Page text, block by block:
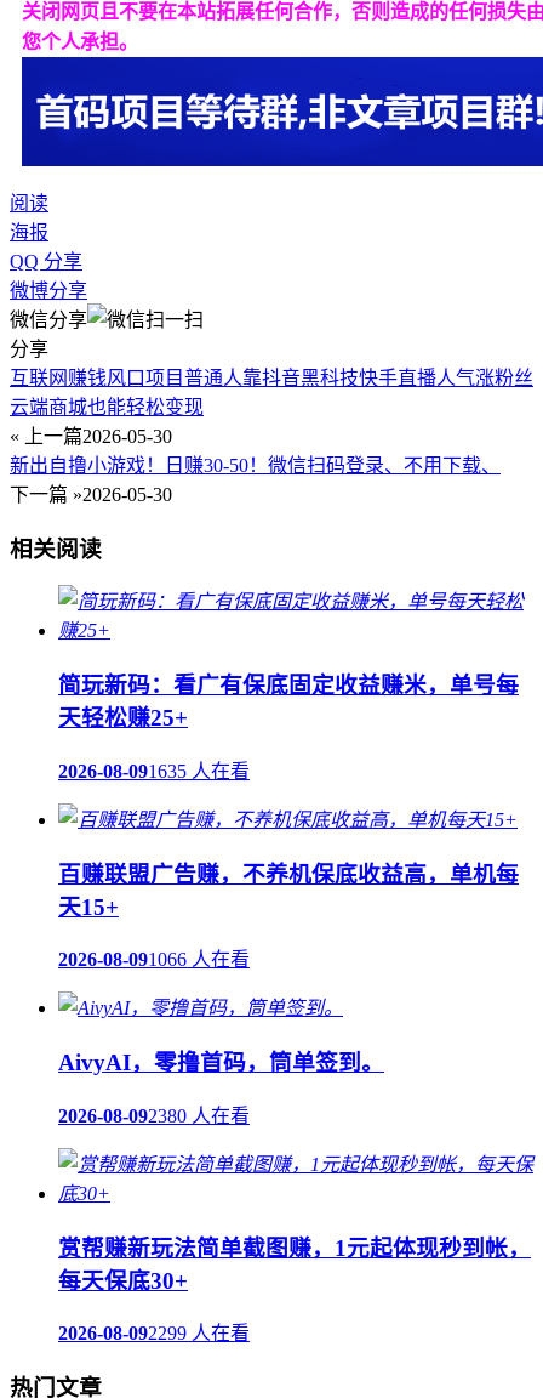
关闭网页且不要在本站拓展任何合作，否则造成的任何损失
您个人承担。
阅读
海报
QQ 分享
微博分享
微信分享
分享
互联网赚钱风口项目普通人靠抖音黑科技快手直播人气涨粉丝
云端商城也能轻松变现
« 上一篇2026-05-30
新出自撸小游戏！日赚30-50！微信扫码登录、不用下载、
下一篇 »2026-05-30
相关阅读
简玩新码：看广有保底固定收益赚米，单号每
天轻松赚25+
2026-08-091635 人在看
百赚联盟广告赚，不养机保底收益高，单机每
天15+
2026-08-091066 人在看
AivyAI，零撸首码，筒单签到。
2026-08-092380 人在看
赏帮赚新玩法简单截图赚，1元起体现秒到帐，
每天保底30+
2026-08-092299 人在看
热门文章